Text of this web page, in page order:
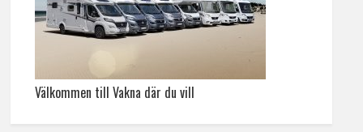
Välkommen till Vakna där du vill